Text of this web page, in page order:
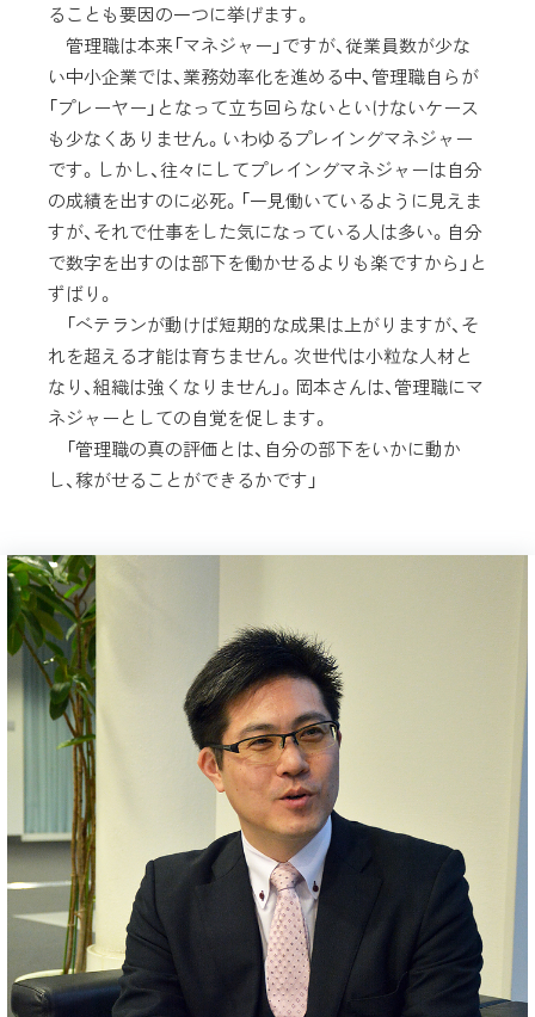
ることも要因の一つに挙げます。
管理職は本来「マネジャー」ですが、従業員数が少な
い中小企業では、業務効率化を進める中、管理職自らが
「プレーヤー」となって立ち回らないといけないケース
も少なくありません。いわゆるプレイングマネジャー
です。しかし、往々にしてプレイングマネジャーは自分
の成績を出すのに必死。「一見働いているように見えま
すが、それで仕事をした気になっている人は多い。自分
で数字を出すのは部下を働かせるよりも楽ですから」と
ずばり。
「ベテランが動けば短期的な成果は上がりますが、そ
れを超える才能は育ちません。次世代は小粒な人材と
なり、組織は強くなりません」。岡本さんは、管理職にマ
ネジャーとしての自覚を促します。
「管理職の真の評価とは、自分の部下をいかに動か
し、稼がせることができるかです」